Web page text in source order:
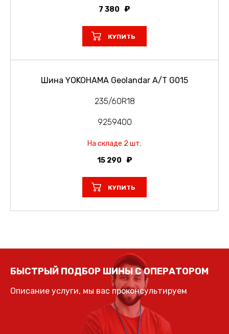
7 380
КУПИТЬ
Шина YOKOHAMA Geolandar A/T G015
235/60R18
9259400
На складе 2 шт.
15 290
КУПИТЬ
БЫСТРЫЙ ПОДБОР ШИНЫ С ОПЕРАТОРОМ
Описание услуги, мы вас проконсультируем